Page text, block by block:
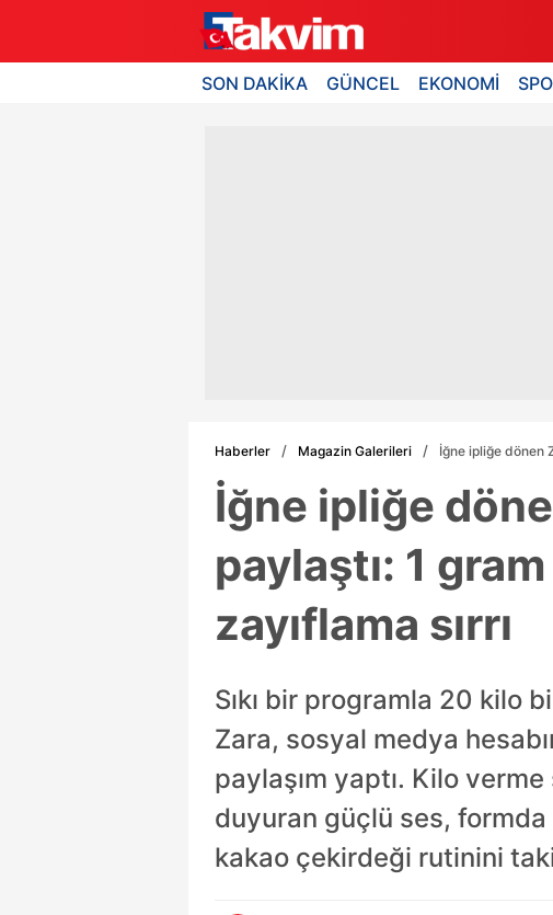
SON DAKİKA GÜNCEL EKONOMİ
Haberler Magazin Galerileri İğne ipliğe dönen
İğne ipliğe
paylaştı: 1
zayıflama sırrı
Sıkı bir programla 20 kilo
Zara, sosyal medya
paylaşım yaptı. Kilo
duyuran güçlü ses, formda
kakao çekirdeği rutinini